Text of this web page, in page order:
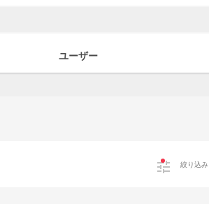
ユーザー
tune 絞り込み